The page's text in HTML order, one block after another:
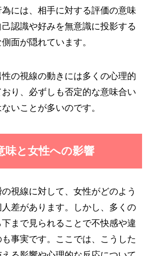
には、相手に対する評価の意味
認識や好みを無意識に投影する
面が隠れています。
の視線の動きには多くの心理的
り、必ずしも否定的な意味合い
いことが多いのです。
味と女性への影響
視線に対して、女性がどのよう
差があります。しかし、多くの
まで見られることで不快感や違
事実です。ここでは、こうした